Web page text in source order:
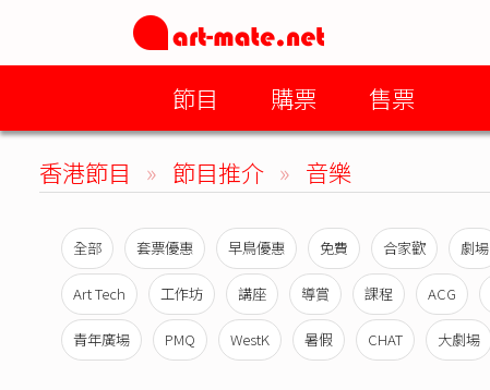
節目 購票 售票
香港節目 » 節目推介 » 音樂
全部 套票優惠 早鳥優惠 免費 合家歡 劇場
Art Tech 工作坊 講座 導賞 課程 ACG
青年廣場 PMQ WestK 暑假 CHAT 大劇場